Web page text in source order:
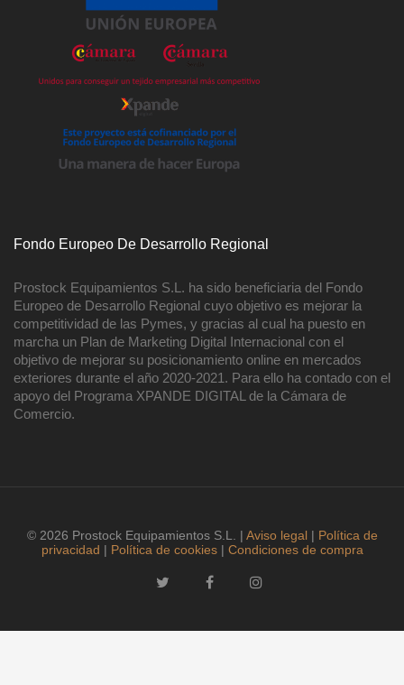
Fondo Europeo De Desarrollo Regional
Prostock Equipamientos S.L. ha sido beneficiaria del Fondo
Europeo de Desarrollo Regional cuyo objetivo es mejorar la
competitividad de las Pymes, y gracias al cual ha puesto en
marcha un Plan de Marketing Digital Internacional con el
objetivo de mejorar su posicionamiento online en mercados
exteriores durante el año 2020-2021. Para ello ha contado con el
apoyo del Programa XPANDE DIGITAL de la Cámara de
Comercio.
© 2026 Prostock Equipamientos S.L. | Aviso legal| Política de
privacidad | Política de cookies| Condiciones de compra